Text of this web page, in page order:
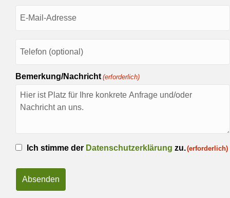
Mail
(erforderlich)
Bemerkung/Nachricht (erforderlich)
Einwilligung
(erforderlich)
Ich stimme der Datenschutzerklärung zu.(erforderlich)